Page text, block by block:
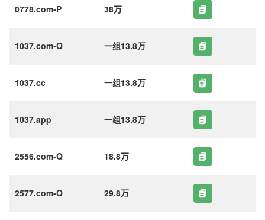
0778.com-P 38万
1037.com-Q 一组13.8万
1037.cc 一组13.8万
1037.app 一组13.8万
2556.com-Q 18.8万
2577.com-Q 29.8万